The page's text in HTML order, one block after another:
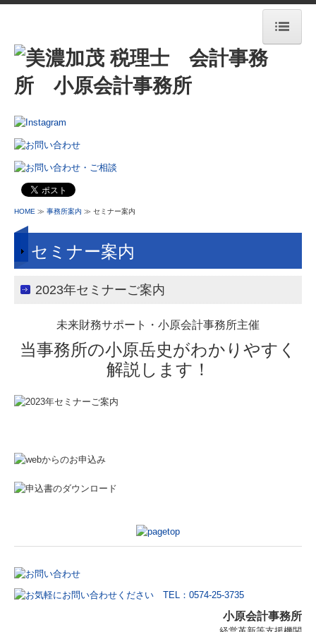
HOME
OCMが選ばれる理由
事務所ブログ
業務案内
業務案内
認定経営革新等支援機関
クラウド会計freee
事務所案内
経営理念
交通案内
セミナー案内
HOME ≫ 事務所案内 ≫ セミナー案内
セミナー案内
2023年セミナーご案内
未来財務サポート・小原会計事務所主催
当事務所の小原岳史がわかりやすく
解説します！
小原会計事務所